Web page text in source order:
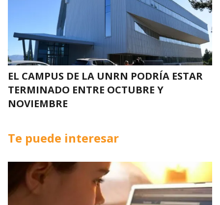
EL CAMPUS DE LA UNRN PODRÍA ESTAR
TERMINADO ENTRE OCTUBRE Y
NOVIEMBRE
Te puede interesar